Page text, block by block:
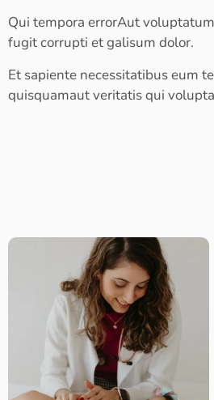
Qui tempora errorAut
fugit corrupti et galisum dolor.
Et sapiente necessitatibus eum
quisquamaut veritatis qui